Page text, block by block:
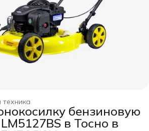
бензиновую
в Тосно в